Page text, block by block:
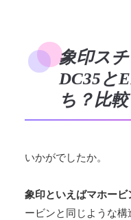
象印ス
DC35と
ち？比
いかがでしたか。
象印といえばマホー
ービンと同じような